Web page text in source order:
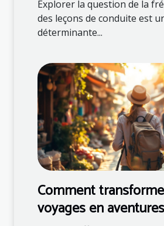
Explorer la question de la
des leçons de conduite est
déterminante...
Comment
voyages en aventures